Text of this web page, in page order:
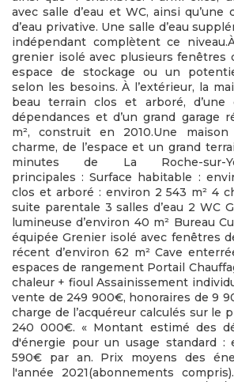
avec salle d’eau et WC, ainsi qu’une
d’eau privative. Une salle d’eau
indépendant complètent ce
grenier isolé avec plusieurs fenêtres
espace de stockage ou un
selon les besoins. À l’extérieur, la
beau terrain clos et arboré, d’une
dépendances et d’un grand garage
m², construit en 2010.Une
charme, de l’espace et un grand
minutes de La Roche-sur-
principales : Surface habitable :
clos et arboré : environ 2 543 m² 4
suite parentale 3 salles d’eau 2 WC
lumineuse d’environ 40 m² Bureau
équipée Grenier isolé avec fenêtres
récent d’environ 62 m² Cave
espaces de rangement Portail
chaleur + fioul Assainissement
vente de 249 900€, honoraires de 9
charge de l’acquéreur calculés sur le
240 000€. « Montant estimé des
d'énergie pour un usage standard
590€ par an. Prix moyens des
l'année 2021(abonnements